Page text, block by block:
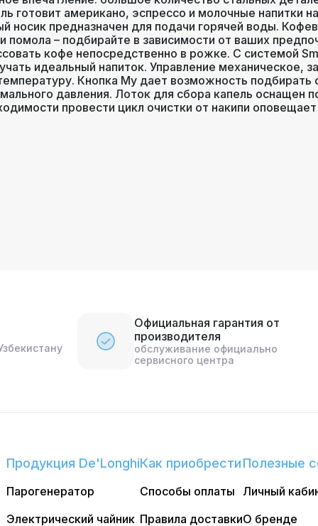
готовит американо, эспрессо и молочные напитки
носик предназначен для подачи горячей воды.
– подбирайте в зависимости от ваших
кофе непосредственно в рожке. C системой
идеальный напиток. Управление механическое,
Кнопка My дает возможность подбирать
давления. Лоток для сбора капель оснащен
провести цикл очистки от накипи
Официальная гарантия от
производителя
обслуживание официально
сервисного центра
Продукция De'Longhi
Парогенератор
Электрический чайник
Как приобрести
Способы оплаты
Правила доставки
Полезные
Личный
О бренде